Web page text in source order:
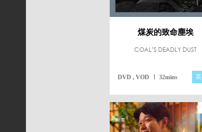
煤炭的致命塵埃
COAL’S DEADLY DUST
DVD , VOD 32mins 英